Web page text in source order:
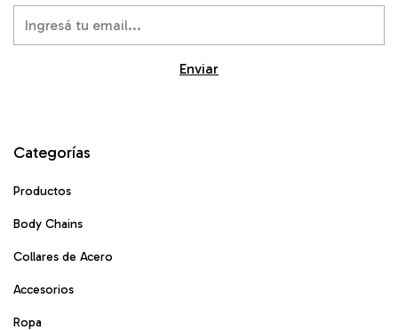
Categorías
Productos
Body Chains
Collares de Acero
Accesorios
Ropa